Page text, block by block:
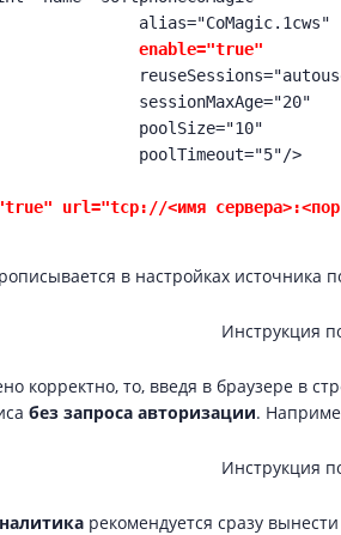
enable="true"
>
url="tcp://<имя
в настройках источника
корректно, то, введя в браузере в
без запроса авторизации.
рекомендуется сразу